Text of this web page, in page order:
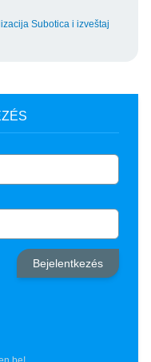
Subotica i izveštaj